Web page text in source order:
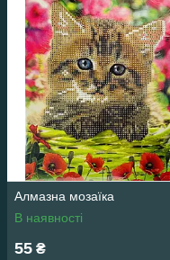
Алмазна мозаїка
В наявності
55 ₴